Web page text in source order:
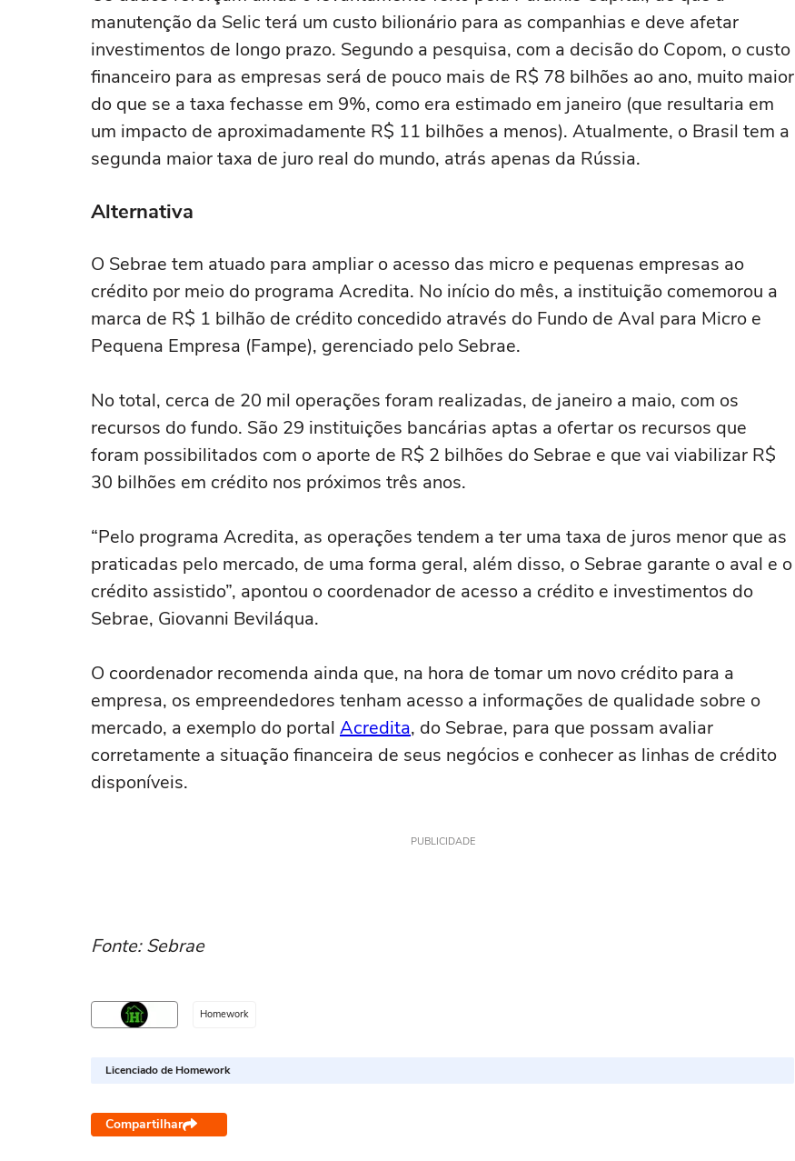
manutenção da Selic terá um custo bilionário para as companhias e deve afetar
investimentos de longo prazo. Segundo a pesquisa, com a decisão do Copom, o custo
financeiro para as empresas será de pouco mais de R$ 78 bilhões ao ano, muito maior
do que se a taxa fechasse em 9%, como era estimado em janeiro (que resultaria em
um impacto de aproximadamente R$ 11 bilhões a menos). Atualmente, o Brasil tem a
segunda maior taxa de juro real do mundo, atrás apenas da Rússia.
Alternativa
O Sebrae tem atuado para ampliar o acesso das micro e pequenas empresas ao
crédito por meio do programa Acredita. No início do mês, a instituição comemorou a
marca de R$ 1 bilhão de crédito concedido através do Fundo de Aval para Micro e
Pequena Empresa (Fampe), gerenciado pelo Sebrae.
No total, cerca de 20 mil operações foram realizadas, de janeiro a maio, com os
recursos do fundo. São 29 instituições bancárias aptas a ofertar os recursos que
foram possibilitados com o aporte de R$ 2 bilhões do Sebrae e que vai viabilizar R$
30 bilhões em crédito nos próximos três anos.
“Pelo programa Acredita, as operações tendem a ter uma taxa de juros menor que as
praticadas pelo mercado, de uma forma geral, além disso, o Sebrae garante o aval e o
crédito assistido”, apontou o coordenador de acesso a crédito e investimentos do
Sebrae, Giovanni Beviláqua.
O coordenador recomenda ainda que, na hora de tomar um novo crédito para a
empresa, os empreendedores tenham acesso a informações de qualidade sobre o
mercado, a exemplo do portal Acredita, do Sebrae, para que possam avaliar
corretamente a situação financeira de seus negócios e conhecer as linhas de crédito
disponíveis.
PUBLICIDADE
Fonte: Sebrae
Homework
Licenciado de Homework
Compartilhar